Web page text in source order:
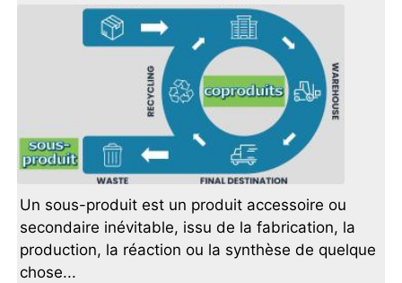
Un sous-produit est un produit accessoire ou
secondaire inévitable, issu de la fabrication, la
production, la réaction ou la synthèse de quelque
chose...